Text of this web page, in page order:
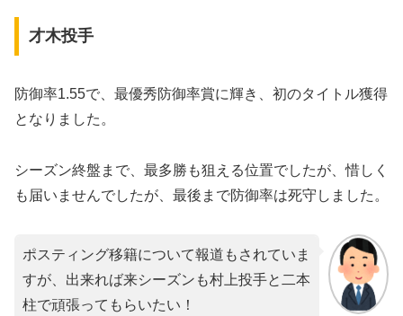
才木投手
防御率1.55で、最優秀防御率賞に輝き、初のタイトル獲得
となりました。
シーズン終盤まで、最多勝も狙える位置でしたが、惜しく
も届いませんでしたが、最後まで防御率は死守しました。
ポスティング移籍について報道もされていま
すが、出来れば来シーズンも村上投手と二本
柱で頑張ってもらいたい！